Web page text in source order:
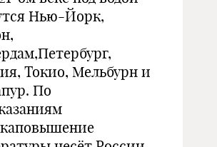
Нью-Йорк,
Токио, Мельбурн и
По